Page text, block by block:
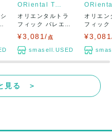
ORiental Traffic
オリエンタルトラ
フィック バレエシ
¥3,081/ 点
smasell.USED
オリエン
フィック
見る ＞